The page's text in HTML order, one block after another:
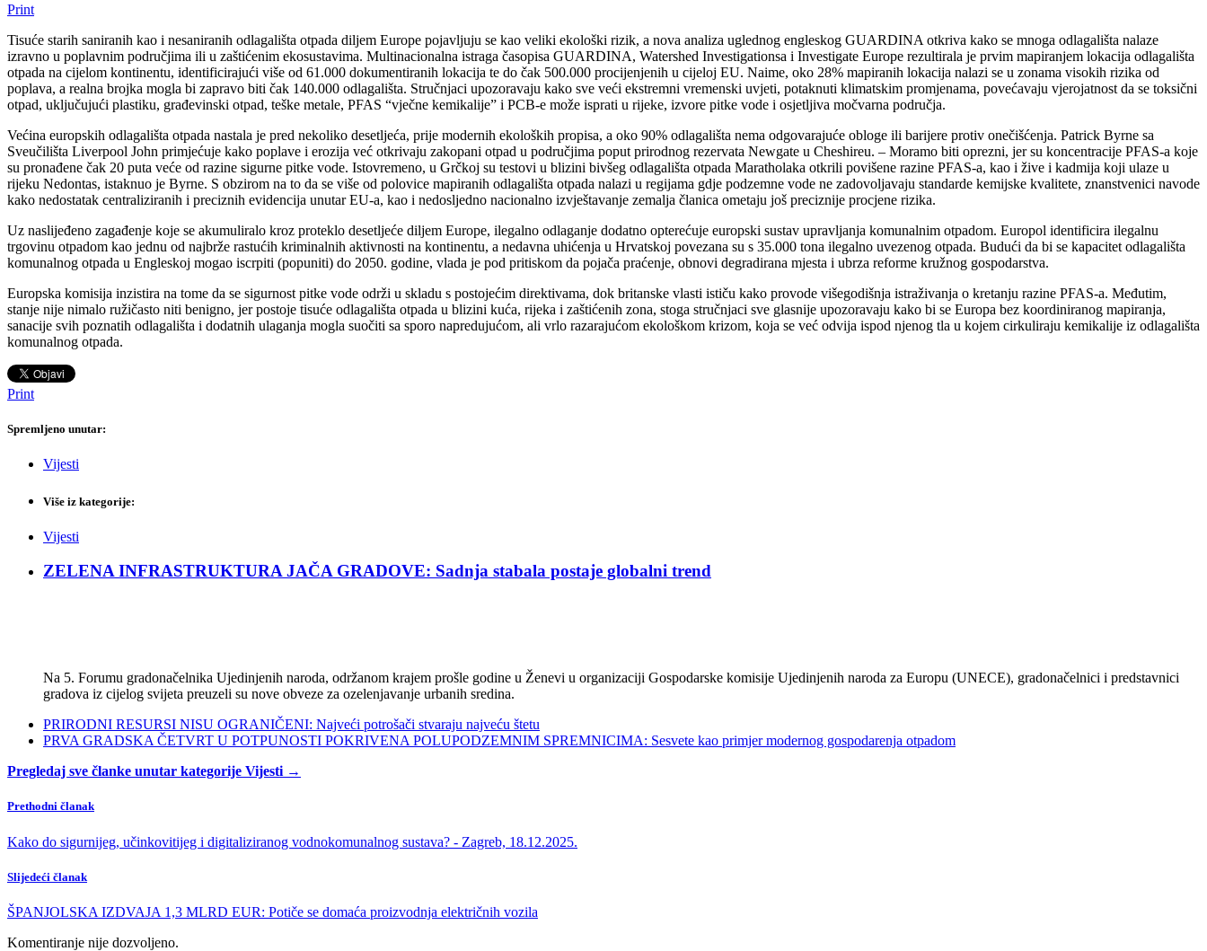
Print
Tisuće starih saniranih kao i nesaniranih odlagališta otpada diljem Europe pojavljuju se kao veliki ekološki rizik, a nova analiza uglednog engleskog GUARDINA otkriva kako se mnoga odlagališta nalaze
izravno u poplavnim područjima ili u zaštićenim ekosustavima. Multinacionalna istraga časopisa GUARDINA, Watershed Investigationsa i Investigate Europe rezultirala je prvim mapiranjem lokacija odlagališta
otpada na cijelom kontinentu, identificirajući više od 61.000 dokumentiranih lokacija te do čak 500.000 procijenjenih u cijeloj EU. Naime, oko 28% mapiranih lokacija nalazi se u zonama visokih rizika od
poplava, a realna brojka mogla bi zapravo biti čak 140.000 odlagališta. Stručnjaci upozoravaju kako sve veći ekstremni vremenski uvjeti, potaknuti klimatskim promjenama, povećavaju vjerojatnost da se toksični
otpad, uključujući plastiku, građevinski otpad, teške metale, PFAS “vječne kemikalije” i PCB-e može isprati u rijeke, izvore pitke vode i osjetljiva močvarna područja.
Većina europskih odlagališta otpada nastala je pred nekoliko desetljeća, prije modernih ekoloških propisa, a oko 90% odlagališta nema odgovarajuće obloge ili barijere protiv onečišćenja. Patrick Byrne sa
Sveučilišta Liverpool John primjećuje kako poplave i erozija već otkrivaju zakopani otpad u područjima poput prirodnog rezervata Newgate u Cheshireu. – Moramo biti oprezni, jer su koncentracije PFAS-a koje
su pronađene čak 20 puta veće od razine sigurne pitke vode. Istovremeno, u Grčkoj su testovi u blizini bivšeg odlagališta otpada Maratholaka otkrili povišene razine PFAS-a, kao i žive i kadmija koji ulaze u
rijeku Nedontas, istaknuo je Byrne. S obzirom na to da se više od polovice mapiranih odlagališta otpada nalazi u regijama gdje podzemne vode ne zadovoljavaju standarde kemijske kvalitete, znanstvenici navode
kako nedostatak centraliziranih i preciznih evidencija unutar EU-a, kao i nedosljedno nacionalno izvještavanje zemalja članica ometaju još preciznije procjene rizika.
Uz naslijeđeno zagađenje koje se akumuliralo kroz proteklo desetljeće diljem Europe, ilegalno odlaganje dodatno opterećuje europski sustav upravljanja komunalnim otpadom. Europol identificira ilegalnu
trgovinu otpadom kao jednu od najbrže rastućih kriminalnih aktivnosti na kontinentu, a nedavna uhićenja u Hrvatskoj povezana su s 35.000 tona ilegalno uvezenog otpada. Budući da bi se kapacitet odlagališta
komunalnog otpada u Engleskoj mogao iscrpiti (popuniti) do 2050. godine, vlada je pod pritiskom da pojača praćenje, obnovi degradirana mjesta i ubrza reforme kružnog gospodarstva.
Europska komisija inzistira na tome da se sigurnost pitke vode održi u skladu s postojećim direktivama, dok britanske vlasti ističu kako provode višegodišnja istraživanja o kretanju razine PFAS-a. Međutim,
stanje nije nimalo ružičasto niti benigno, jer postoje tisuće odlagališta otpada u blizini kuća, rijeka i zaštićenih zona, stoga stručnjaci sve glasnije upozoravaju kako bi se Europa bez koordiniranog mapiranja,
sanacije svih poznatih odlagališta i dodatnih ulaganja mogla suočiti sa sporo napredujućom, ali vrlo razarajućom ekološkom krizom, koja se već odvija ispod njenog tla u kojem cirkuliraju kemikalije iz odlagališta
komunalnog otpada.
Print
Spremljeno unutar:
Vijesti
Više iz kategorije:
Vijesti
ZELENA INFRASTRUKTURA JAČA GRADOVE: Sadnja stabala postaje globalni trend
Na 5. Forumu gradonačelnika Ujedinjenih naroda, održanom krajem prošle godine u Ženevi u organizaciji Gospodarske komisije Ujedinjenih naroda za Europu (UNECE), gradonačelnici i predstavnici
gradova iz cijelog svijeta preuzeli su nove obveze za ozelenjavanje urbanih sredina.
PRIRODNI RESURSI NISU OGRANIČENI: Najveći potrošači stvaraju najveću štetu
PRVA GRADSKA ČETVRT U POTPUNOSTI POKRIVENA POLUPODZEMNIM SPREMNICIMA: Sesvete kao primjer modernog gospodarenja otpadom
Pregledaj sve članke unutar kategorije Vijesti →
Prethodni članak
Kako do sigurnijeg, učinkovitijeg i digitaliziranog vodnokomunalnog sustava? - Zagreb, 18.12.2025.
Slijedeći članak
ŠPANJOLSKA IZDVAJA 1,3 MLRD EUR: Potiče se domaća proizvodnja električnih vozila
Komentiranje nije dozvoljeno.